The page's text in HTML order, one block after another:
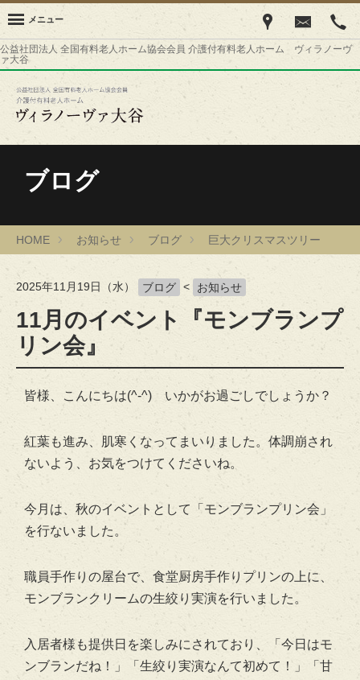
公益社団法人 全国有料老人ホーム協会会員 介護付有料老人ホーム ヴィラノーヴ
ァ大谷
メニュー
ブログ
HOME お知らせ ブログ 巨大クリスマスツリー
2025年11月19日（水） ブログ < お知らせ
11月のイベント『モンブランプ
リン会』
皆様、こんにちは(^-^) いかがお過ごしでしょうか？
紅葉も進み、肌寒くなってまいりました。体調崩され
ないよう、お気をつけてくださいね。
今月は、秋のイベントとして「モンブランプリン会」
を行ないました。
職員手作りの屋台で、食堂厨房手作りプリンの上に、
モンブランクリームの生絞り実演を行いました。
入居者様も提供日を楽しみにされており、「今日はモ
ンブランだね！」「生絞り実演なんて初めて！」「甘